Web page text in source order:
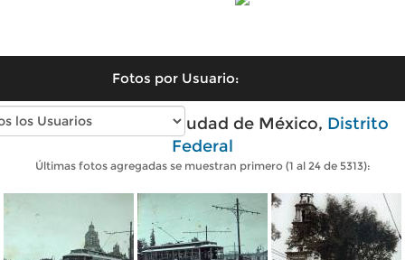
Fotos por Usuario:
Fotos antiguas de Ciudad de México, Distrito
Federal
Últimas fotos agregadas se muestran primero (1 al 24 de 5313):